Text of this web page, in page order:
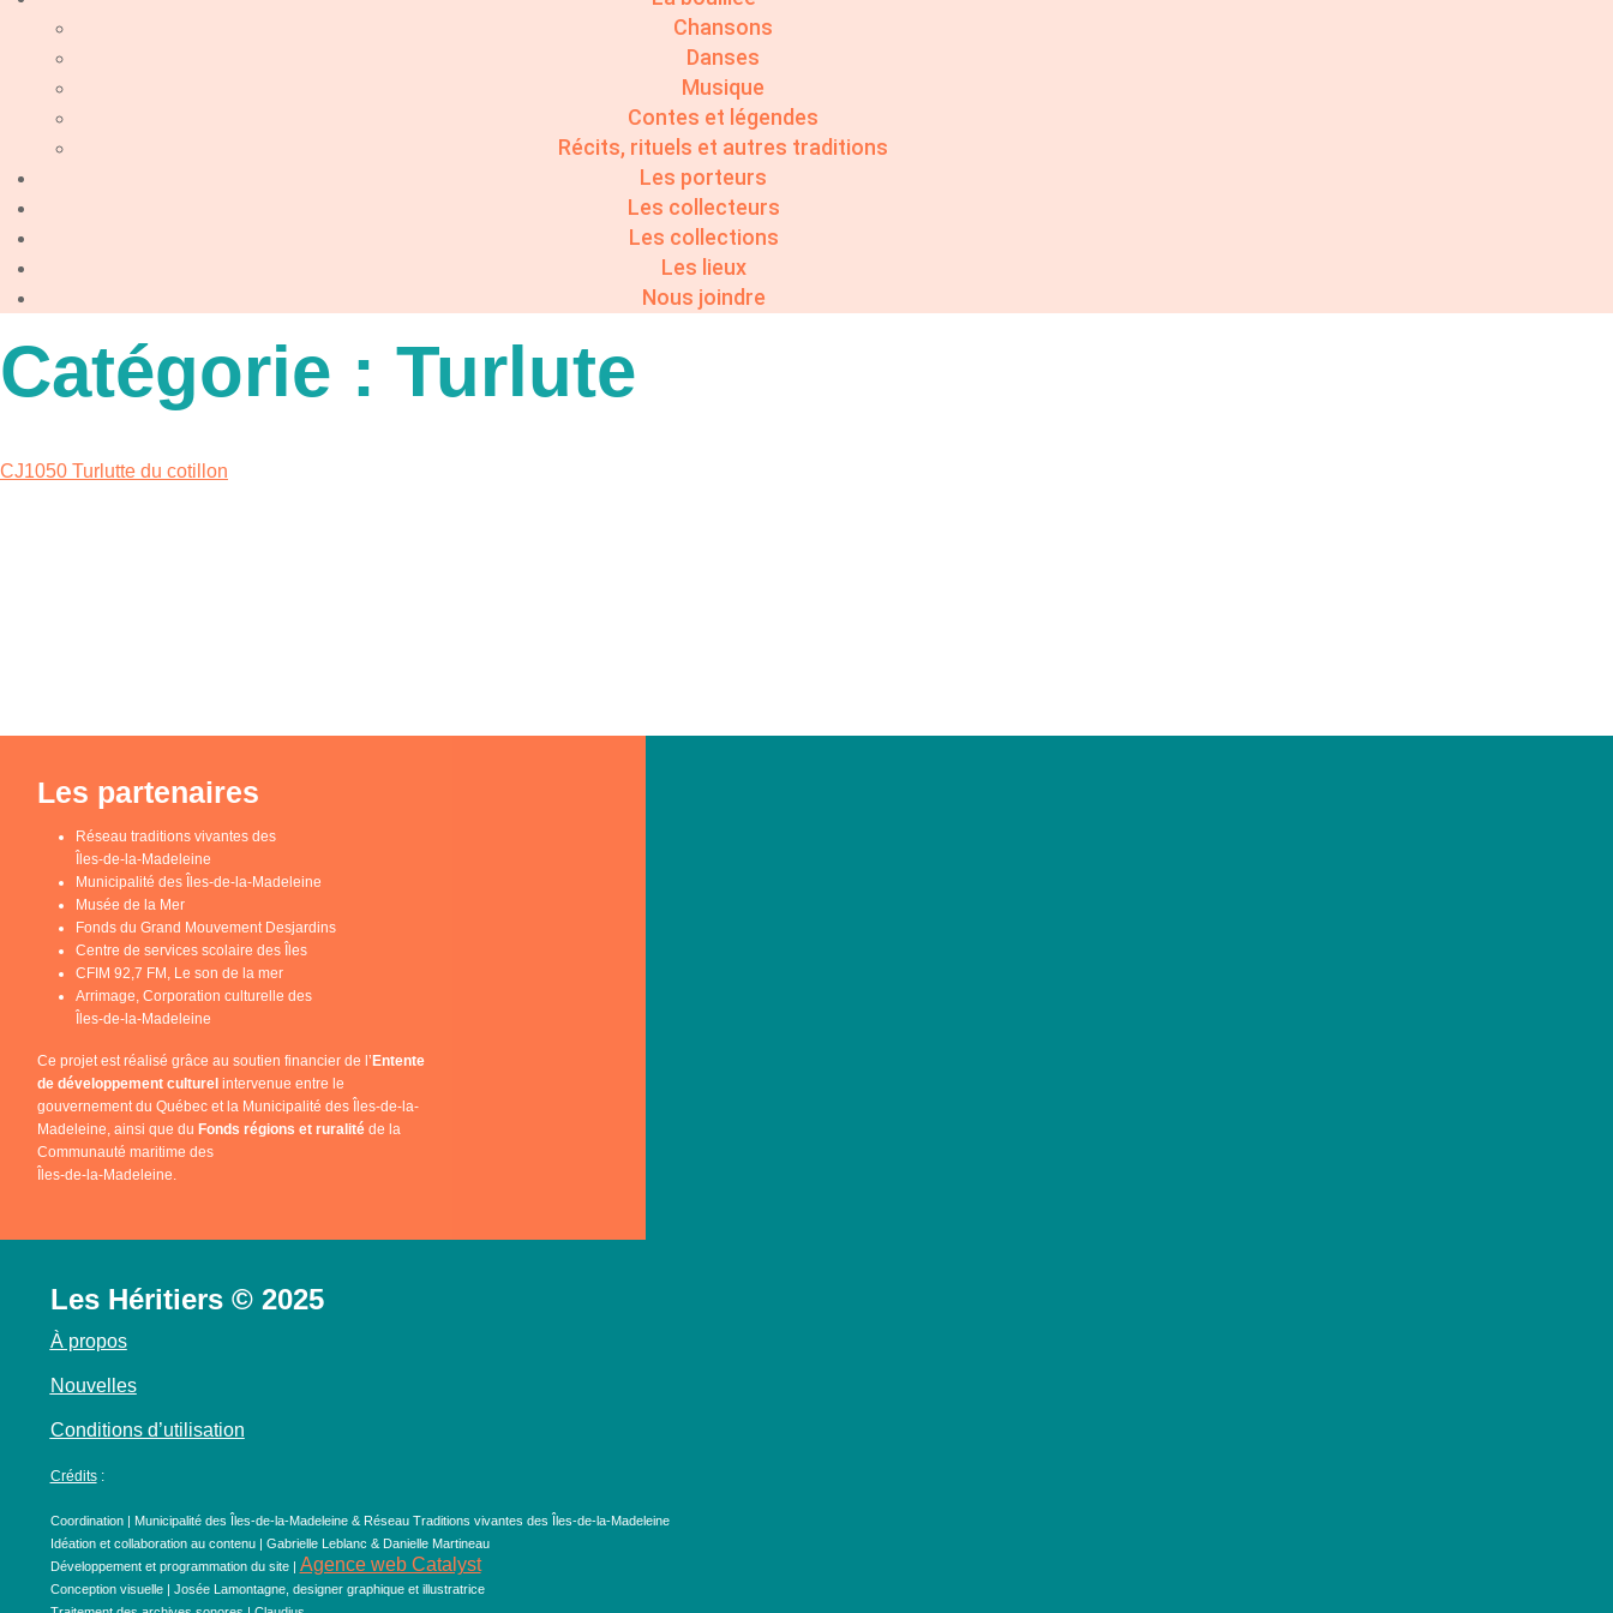
Chansons
Danses
Musique
Contes et légendes
Récits, rituels et autres traditions
Les porteurs
Les collecteurs
Les collections
Les lieux
Nous joindre
Catégorie : Turlute
CJ1050 Turlutte du cotillon
Les partenaires
Réseau traditions vivantes des
Îles-de-la-Madeleine
Municipalité des Îles-de-la-Madeleine
Musée de la Mer
Fonds du Grand Mouvement Desjardins
Centre de services scolaire des Îles
CFIM 92,7 FM, Le son de la mer
Arrimage, Corporation culturelle des
Îles-de-la-Madeleine
Ce projet est réalisé grâce au soutien financier de l’Entente
de développement culturel intervenue entre le
gouvernement du Québec et la Municipalité des Îles-de-la-
Madeleine, ainsi que du Fonds régions et ruralité de la
Communauté maritime des
Îles-de-la-Madeleine.
Les Héritiers © 2025
À propos
Nouvelles
Conditions d’utilisation
Crédits:
Coordination | Municipalité des Îles-de-la-Madeleine & Réseau Traditions vivantes des Îles-de-la-Madeleine
Idéation et collaboration au contenu | Gabrielle Leblanc & Danielle Martineau
Développement et programmation du site | Agence web Catalyst
Conception visuelle | Josée Lamontagne, designer graphique et illustratrice